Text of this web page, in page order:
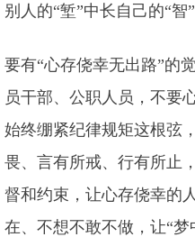
别人的“堑”中长自己的“智”
要有“心存侥幸无出路”的
员干部、公职人员，不要
始终绷紧纪律规矩这根弦
畏、言有所戒、行有所止
督和约束，让心存侥幸的
在、不想不敢不做，让“梦